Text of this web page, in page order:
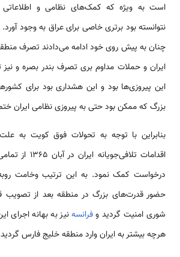
است به ویژه که کمک‌های نظامی و
نتوانسته بود برتری خاصی برای عراق به وجود آورد.
چنان به پیش روی خود ادامه می‌دادند تصرف
ایران و حملات مداوم بری تصرف بندر بصره و
این پیروزی‌ها بود و این هشداری بود برای
بزرگ که ممکن بود حتی به پیروزی نظامی ایران
بنابراین با توجه به تحولات فوق کویت به
اقدامات
درخواست کمک نمود. به این ترتیب وخامت
شوری امنیت گردید وفرانسهنیز به بهانه اجرای
هرچه بیشتر به ایران وارد منطقه خلیج فارس